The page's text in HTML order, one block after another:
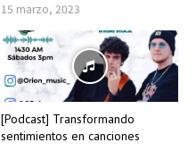
15 marzo, 2023
[Podcast] Transformando
sentimientos en canciones